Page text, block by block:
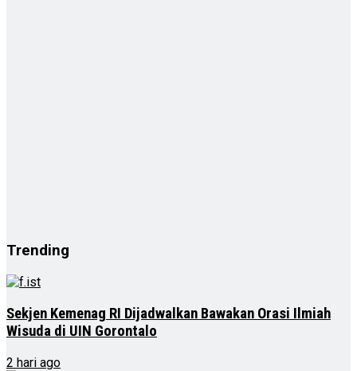
Trending
Sekjen Kemenag RI Dijadwalkan Bawakan Orasi Ilmiah
Wisuda di UIN Gorontalo
2 hari ago